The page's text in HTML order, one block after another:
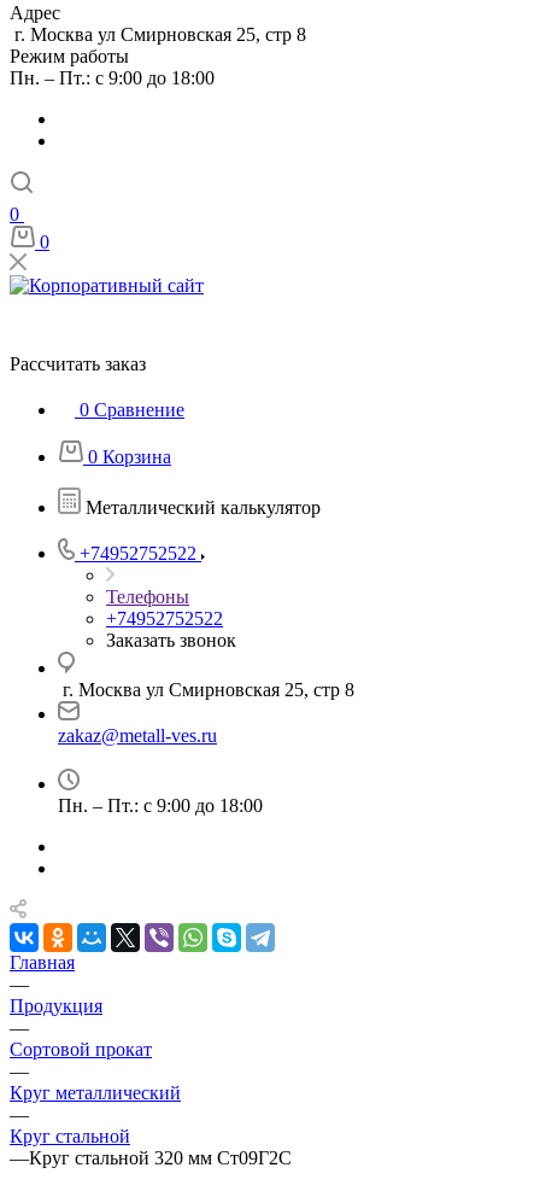
Адрес
г. Москва ул Смирновская 25, стр 8
Режим работы
Пн. – Пт.: с 9:00 до 18:00
0
0
Рассчитать заказ
0 Сравнение
0 Корзина
Металлический калькулятор
+74952752522
Телефоны
+74952752522
Заказать звонок
г. Москва ул Смирновская 25, стр 8
zakaz@metall-ves.ru
Пн. – Пт.: с 9:00 до 18:00
Главная
—
Продукция
—
Сортовой прокат
—
Круг металлический
—
Круг стальной
—Круг стальной 320 мм Ст09Г2С